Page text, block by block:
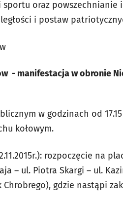
sportu oraz powszechnianie
i postaw
- manifestacja w obronie
w godzinach od
kołowym.
rozpoczęcie na
– ul. Piotra Skargi – ul.
gdzie nastąpi